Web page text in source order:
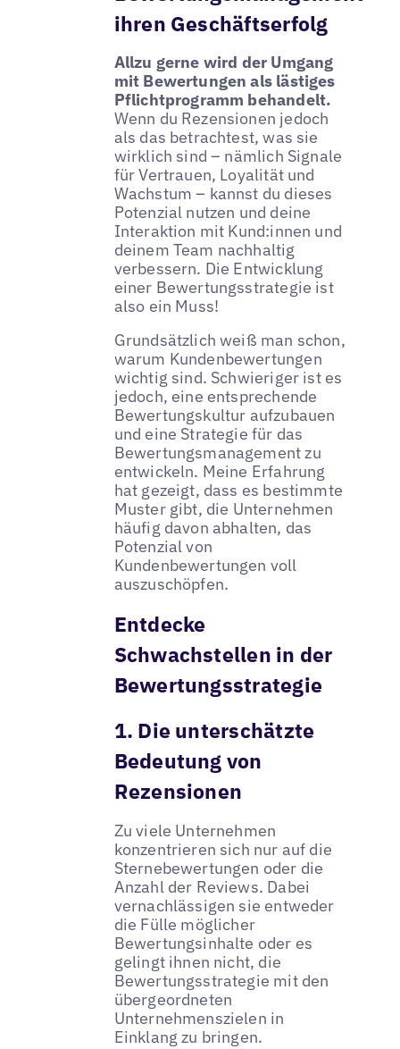
ihren Geschäftserfolg
Allzu gerne wird der Umgang
mit Bewertungen als lästiges
Pflichtprogramm behandelt.
Wenn du Rezensionen jedoch
als das betrachtest, was sie
wirklich sind – nämlich Signale
für Vertrauen, Loyalität und
Wachstum – kannst du dieses
Potenzial nutzen und deine
Interaktion mit Kund:innen und
deinem Team nachhaltig
verbessern. Die Entwicklung
einer Bewertungsstrategie ist
also ein Muss!
Grundsätzlich weiß man schon,
warum Kundenbewertungen
wichtig sind. Schwieriger ist es
jedoch, eine entsprechende
Bewertungskultur aufzubauen
und eine Strategie für das
Bewertungsmanagement zu
entwickeln. Meine Erfahrung
hat gezeigt, dass es bestimmte
Muster gibt, die Unternehmen
häufig davon abhalten, das
Potenzial von
Kundenbewertungen voll
auszuschöpfen.
Entdecke
Schwachstellen in der
Bewertungsstrategie
1. Die unterschätzte
Bedeutung von
Rezensionen
Zu viele Unternehmen
konzentrieren sich nur auf die
Sternebewertungen oder die
Anzahl der Reviews. Dabei
vernachlässigen sie entweder
die Fülle möglicher
Bewertungsinhalte oder es
gelingt ihnen nicht, die
Bewertungsstrategie mit den
übergeordneten
Unternehmenszielen in
Einklang zu bringen.